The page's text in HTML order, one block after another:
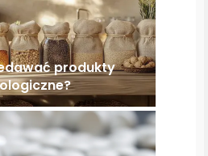
produkty